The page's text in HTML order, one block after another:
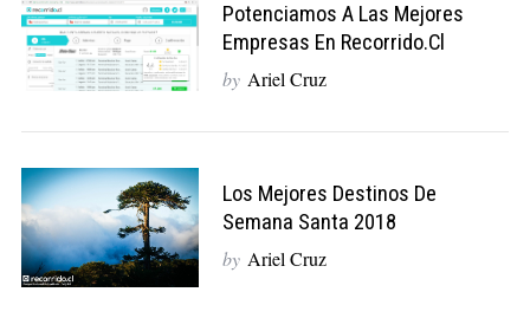
Potenciamos A Las Mejores
Empresas En Recorrido.cl
by Ariel Cruz
Los Mejores Destinos De
Semana Santa 2018
by Ariel Cruz
h
f
o
r